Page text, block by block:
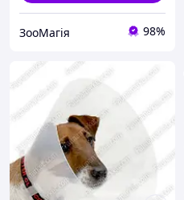
ЗооМагія 98%